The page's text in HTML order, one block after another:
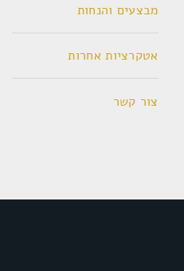
מבצעים והנחות
אטקרציות אחרות
צור קשר